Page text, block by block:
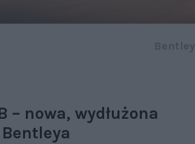
– nowa, wydłużona